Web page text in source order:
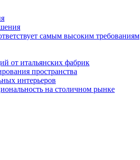
самым высоким требованиям
от итальянских фабрик
пространства
интерьеров
на столичном рынке